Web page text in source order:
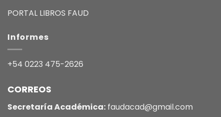
PORTAL LIBROS FAUD
Informes
+54 0223 475-2626
CORREOS
Secretaría Académica: faudacad@gmail.com